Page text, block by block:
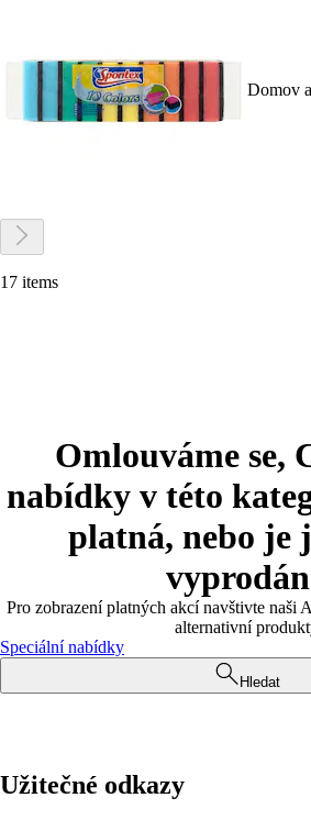
Domov
17 items
Omlouváme se,
nabídky v této
platná, nebo je
Pro zobrazení platných akcí navštivte naši
alternativní
Speciální nabídky
Hledat
Užitečné odkazy